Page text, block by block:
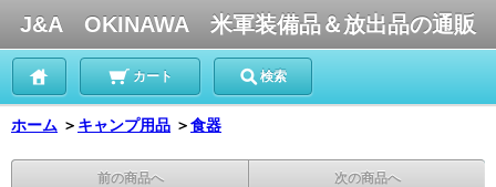
J&A OKINAWA 米軍装備品＆放出品の通販
カート 検索
ホーム ＞ キャンプ用品 ＞食器
前の商品へ 次の商品へ